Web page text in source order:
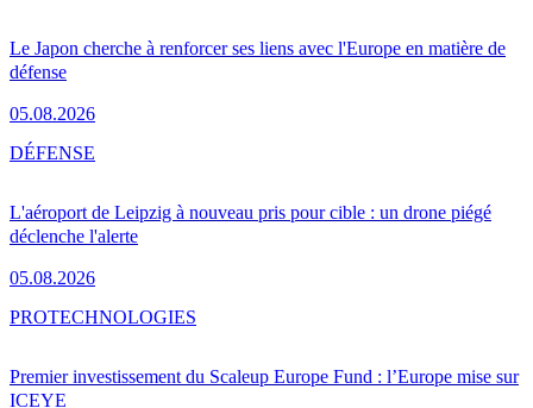
Le Japon cherche à renforcer ses liens avec l'Europe en matière de
défense
05.08.2026
L'aéroport de Leipzig à nouveau pris pour cible : un drone piégé
déclenche l'alerte
05.08.2026
DÉFENSE
Premier investissement du Scaleup Europe Fund : l’Europe mise sur
ICEYE
PROTECHNOLOGIES